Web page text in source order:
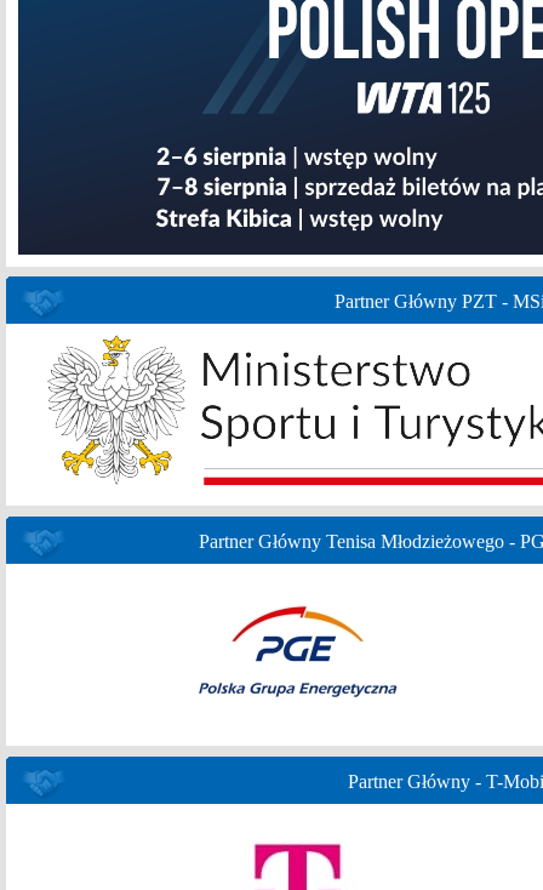
Partner Główny PZT -
Partner Główny Tenisa Młodzieżowego -
Partner Główny - T-